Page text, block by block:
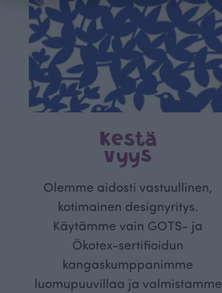
Kestä
vyys
Olemme aidosti vastuullinen,
kotimainen designyritys.
Käytämme vain GOTS- ja
Ökotex-sertifioidun
kangaskumppanimme
luomupuuvillaa ja valmistamme